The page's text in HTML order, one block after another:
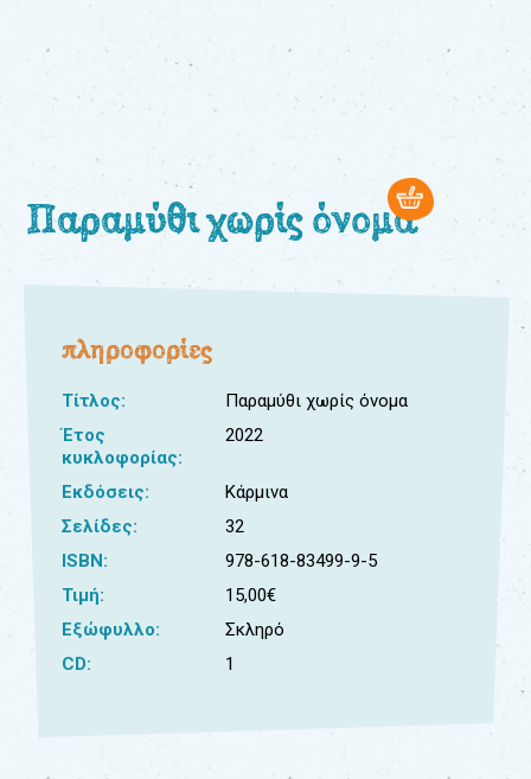
Παραμύθι χωρίς όνομα
πληροφορίες
Τίτλος:
Παραμύθι χωρίς όνομα
Έτος
κυκλοφορίας:
2022
Εκδόσεις:
Κάρμινα
Σελίδες:
32
ISBN:
978-618-83499-9-5
Τιμή:
15,00€
Εξώφυλλο:
Σκληρό
CD:
1
Βιβλία
Εκπαιδευτικά
Παρακολούθηση
download
Για
τους:
γονείς
εκπαιδευτικούς